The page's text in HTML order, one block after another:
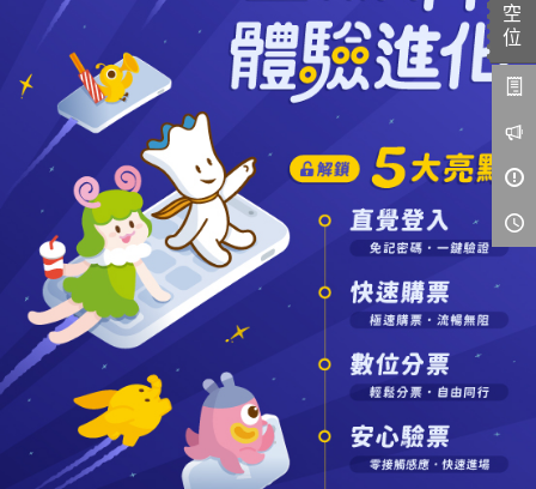
空
位
MUCROWN
4DX
VR 演唱會
GOLD CLASS
AD口述影像
LIVE演唱會
UNICORN
影城公告
影城活動
中獎名單
合作夥伴